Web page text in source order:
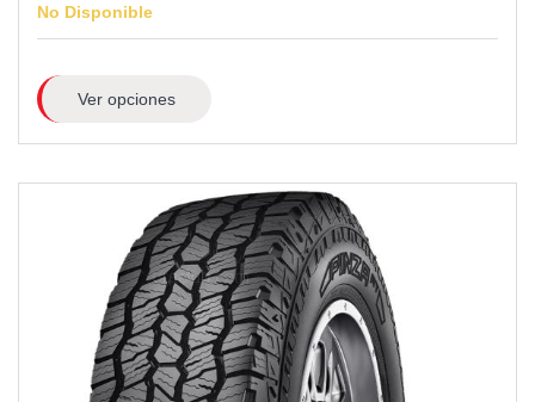
No Disponible
Ver opciones